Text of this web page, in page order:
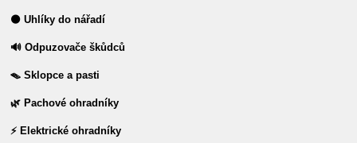
⚫ Uhlíky do nářadí
🔊 Odpuzovače škůdců
🪤 Sklopce a pasti
🌿 Pachové ohradníky
⚡ Elektrické ohradníky